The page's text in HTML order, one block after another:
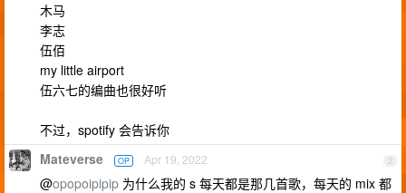
木马
李志
伍佰
my little airport
伍六七的编曲也很好听
不过，spotify 会告诉你
2
Mateverse OP Apr 19, 2022
@opopoipipip 为什么我的 s 每天都是那几首歌，每天的 mix 都